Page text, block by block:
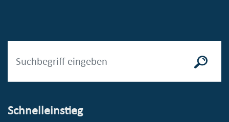
Schnelleinstieg